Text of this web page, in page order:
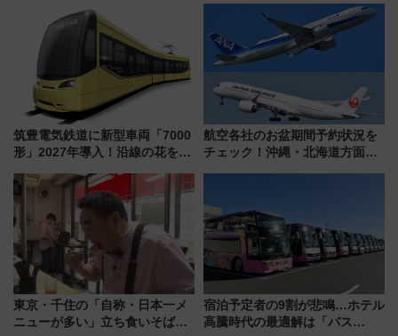
産スイーツとは？
用は今冬から
筑豊電気鉄道に新型車両「7000
形」2027年導入！沿線の花をイ
内は落ち着いたゆとりある空間
に
航空各社のお盆期間予約状況を
チェック！沖縄・北海道方面は
東京・千住の「自称・日本一メ
ニューが多い」立ち食いそば屋
宿泊予定者の9割が悲鳴…ホテル
高騰時代の最適解は「バス